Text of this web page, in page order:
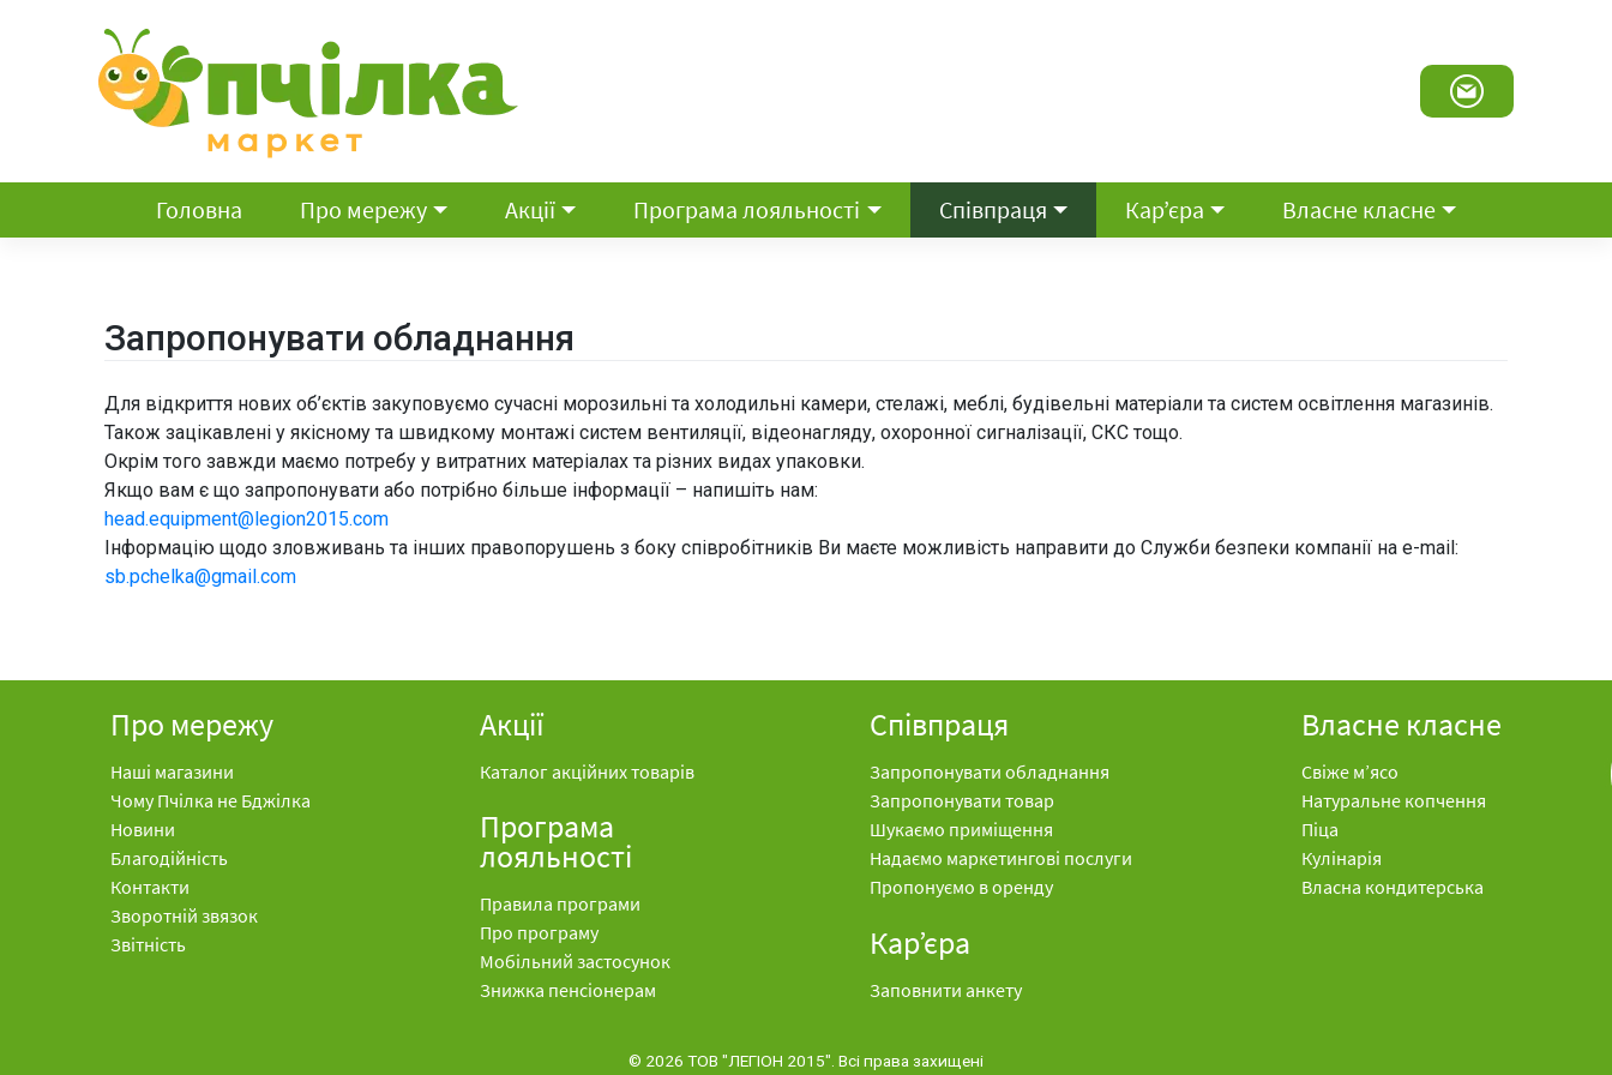
Головна Про мережу Акції Програма лояльності Співпраця Кар’єра Власне класне
Запропонувати обладнання
Для відкриття нових об’єктів закуповуємо сучасні морозильні та холодильні камери, стелажі, меблі, будівельні матеріали та систем освітлення магазинів.
Також зацікавлені у якісному та швидкому монтажі систем вентиляції, відеонагляду, охоронної сигналізації, СКС тощо.
Окрім того завжди маємо потребу у витратних матеріалах та різних видах упаковки.
Якщо вам є що запропонувати або потрібно більше інформації – напишіть нам:
head.equipment@legion2015.com
Інформацію щодо зловживань та інших правопорушень з боку співробітників Ви маєте можливість направити до Служби безпеки компанії на e-mail:
sb.pchelka@gmail.com
Про мережу
Наші магазини
Чому Пчілка не Бджілка
Новини
Благодійність
Контакти
Зворотній звязок
Звітність
Акції
Каталог акційних товарів
Програма
лояльності
Правила програми
Про програму
Мобільний застосунок
Знижка пенсіонерам
Співпраця
Запропонувати обладнання
Запропонувати товар
Шукаємо приміщення
Надаємо маркетингові послуги
Пропонуємо в оренду
Кар’єра
Заповнити анкету
Власне класне
Свіже м’ясо
Натуральне копчення
Піца
Кулінарія
Власна кондитерська
© 2026 ТОВ "ЛЕГІОН 2015". Всі права захищені